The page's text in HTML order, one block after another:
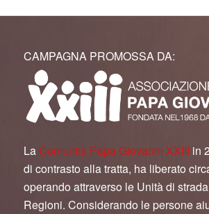
CAMPAGNA PROMOSSA DA:
La Comunità Papa Giovanni XXIII in
di contrasto alla tratta, ha liberato
operando attraverso le Unità di
Regioni. Considerando le persone